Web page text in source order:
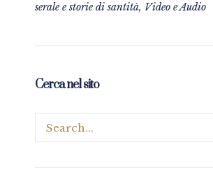
serale e storie di santità, Video e Audio
Cerca nel sito